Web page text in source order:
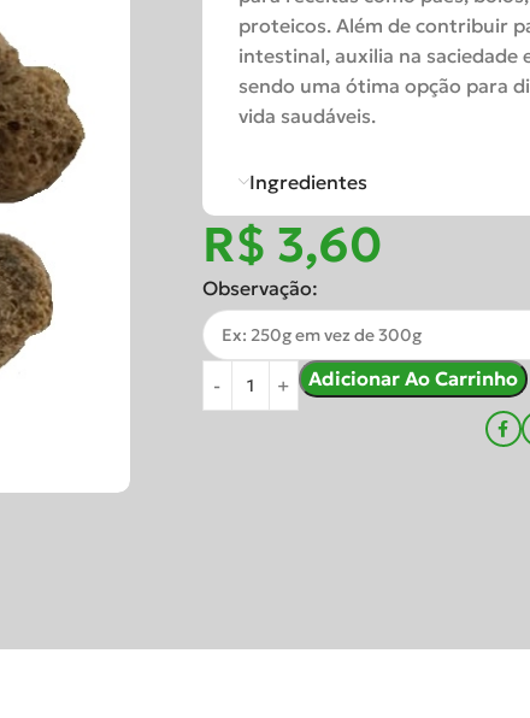
proteicos. Além de contribuir
intestinal, auxilia na saciedade
sendo uma ótima opção para
vida saudáveis.
Ingredientes
R$
Observação:
Adicionar Ao Carrinho